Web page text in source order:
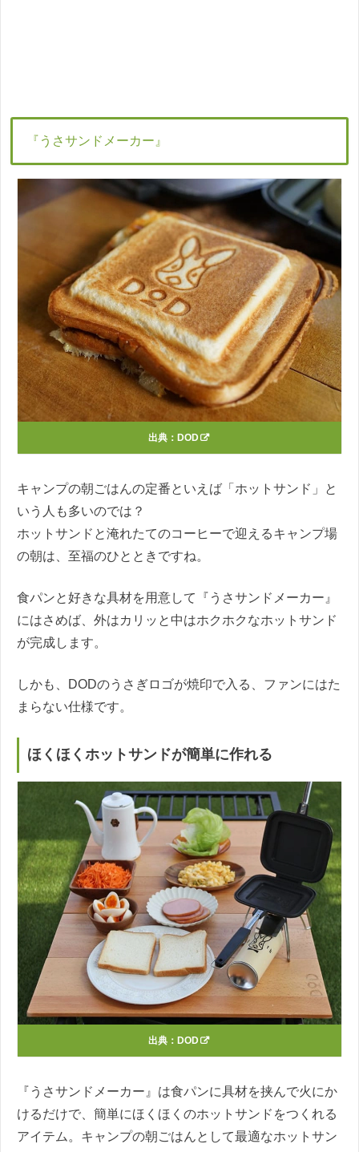
『うさサンドメーカー』
出典： DOD
キャンプの朝ごはんの定番といえば「ホットサンド」と
いう人も多いのでは？
ホットサンドと淹れたてのコーヒーで迎えるキャンプ場
の朝は、至福のひとときですね。
食パンと好きな具材を用意して『うさサンドメーカー』
にはさめば、外はカリッと中はホクホクなホットサンド
が完成します。
しかも、DODのうさぎロゴが焼印で入る、ファンにはた
まらない仕様です。
ほくほくホットサンドが簡単に作れる
出典： DOD
『うさサンドメーカー』は食パンに具材を挟んで火にか
けるだけで、簡単にほくほくのホットサンドをつくれる
アイテム。キャンプの朝ごはんとして最適なホットサン